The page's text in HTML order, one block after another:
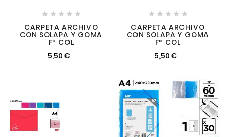
    
CARPETA ARCHIVO
CON SOLAPA Y GOMA
Fº COL
5,50 €
    
CARPETA ARCHIVO
CON SOLAPA Y GOMA
Fº COL
5,50 €